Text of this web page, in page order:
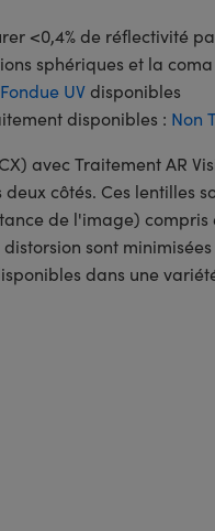
<0,4% de réflectivité
sphériques et la coma
UVdisponibles
disponibles : Non
avec Traitement AR
deux côtés. Ces
de l'image)
sont
dans une